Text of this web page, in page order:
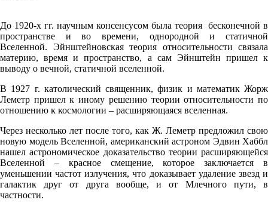
До 1920-х гг. научным консенсусом была теория бесконечной в
пространстве и во времени, однородной и статичной
Вселенной. Эйнштейновская теория относительности связала
материю, время и пространство, а сам Эйнштейн пришел к
выводу о вечной, статичной вселенной.
В 1927 г. католический священник, физик и математик Жорж
Леметр пришел к иному решению теории относительности по
отношению к космологии – расширяющаяся вселенная.
Через несколько лет после того, как Ж. Леметр предложил свою
новую модель Вселенной, американский астроном Эдвин Хаббл
нашел астрономическое доказательство теории расширяющейся
Вселенной – красное смещение, которое заключается в
уменьшении частот излучения, что доказывает удаление звезд и
галактик друг от друга вообще, и от Млечного пути, в
частности.